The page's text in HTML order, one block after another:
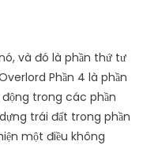
và đó là phần thứ tư
Phần 4 là phần
trong các phần
trái đất trong phần
một điều không